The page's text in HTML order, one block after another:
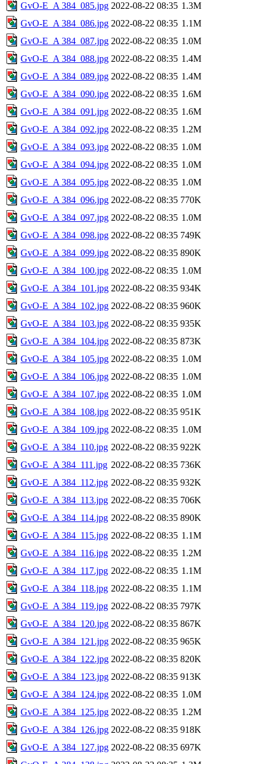
GvO-E_A 384_085.jpg 2022-08-22 08:35 1.3M
GvO-E_A 384_086.jpg 2022-08-22 08:35 1.1M
GvO-E_A 384_087.jpg 2022-08-22 08:35 1.0M
GvO-E_A 384_088.jpg 2022-08-22 08:35 1.4M
GvO-E_A 384_089.jpg 2022-08-22 08:35 1.4M
GvO-E_A 384_090.jpg 2022-08-22 08:35 1.6M
GvO-E_A 384_091.jpg 2022-08-22 08:35 1.6M
GvO-E_A 384_092.jpg 2022-08-22 08:35 1.2M
GvO-E_A 384_093.jpg 2022-08-22 08:35 1.0M
GvO-E_A 384_094.jpg 2022-08-22 08:35 1.0M
GvO-E_A 384_095.jpg 2022-08-22 08:35 1.0M
GvO-E_A 384_096.jpg 2022-08-22 08:35 770K
GvO-E_A 384_097.jpg 2022-08-22 08:35 1.0M
GvO-E_A 384_098.jpg 2022-08-22 08:35 749K
GvO-E_A 384_099.jpg 2022-08-22 08:35 890K
GvO-E_A 384_100.jpg 2022-08-22 08:35 1.0M
GvO-E_A 384_101.jpg 2022-08-22 08:35 934K
GvO-E_A 384_102.jpg 2022-08-22 08:35 960K
GvO-E_A 384_103.jpg 2022-08-22 08:35 935K
GvO-E_A 384_104.jpg 2022-08-22 08:35 873K
GvO-E_A 384_105.jpg 2022-08-22 08:35 1.0M
GvO-E_A 384_106.jpg 2022-08-22 08:35 1.0M
GvO-E_A 384_107.jpg 2022-08-22 08:35 1.0M
GvO-E_A 384_108.jpg 2022-08-22 08:35 951K
GvO-E_A 384_109.jpg 2022-08-22 08:35 1.0M
GvO-E_A 384_110.jpg 2022-08-22 08:35 922K
GvO-E_A 384_111.jpg 2022-08-22 08:35 736K
GvO-E_A 384_112.jpg 2022-08-22 08:35 932K
GvO-E_A 384_113.jpg 2022-08-22 08:35 706K
GvO-E_A 384_114.jpg 2022-08-22 08:35 890K
GvO-E_A 384_115.jpg 2022-08-22 08:35 1.1M
GvO-E_A 384_116.jpg 2022-08-22 08:35 1.2M
GvO-E_A 384_117.jpg 2022-08-22 08:35 1.1M
GvO-E_A 384_118.jpg 2022-08-22 08:35 1.1M
GvO-E_A 384_119.jpg 2022-08-22 08:35 797K
GvO-E_A 384_120.jpg 2022-08-22 08:35 867K
GvO-E_A 384_121.jpg 2022-08-22 08:35 965K
GvO-E_A 384_122.jpg 2022-08-22 08:35 820K
GvO-E_A 384_123.jpg 2022-08-22 08:35 913K
GvO-E_A 384_124.jpg 2022-08-22 08:35 1.0M
GvO-E_A 384_125.jpg 2022-08-22 08:35 1.2M
GvO-E_A 384_126.jpg 2022-08-22 08:35 918K
GvO-E_A 384_127.jpg 2022-08-22 08:35 697K